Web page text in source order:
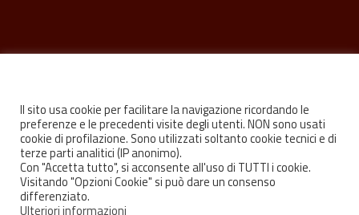
FacebookYoutubeInstagram
Il sito usa cookie per facilitare la navigazione ricordando le
preferenze e le precedenti visite degli utenti. NON sono usati
cookie di profilazione. Sono utilizzati soltanto cookie tecnici e di
terze parti analitici (IP anonimo).
Con "Accetta tutto", si acconsente all'uso di TUTTI i cookie.
Visitando "Opzioni Cookie" si può dare un consenso
differenziato.
Ulteriori informazioni